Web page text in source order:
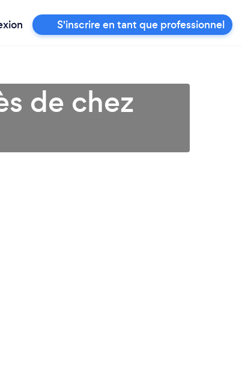
S'inscrire en tant que professionnel
de chez